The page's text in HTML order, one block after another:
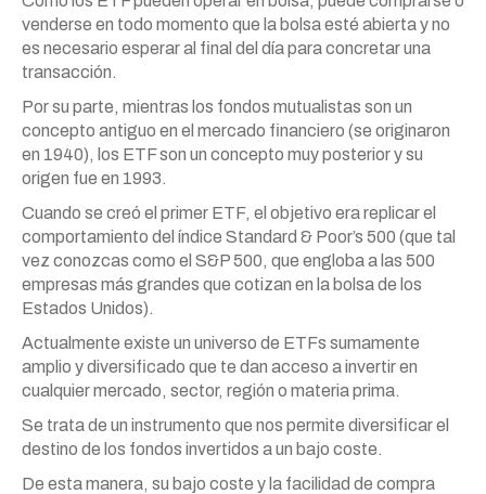
venderse en todo momento que la bolsa esté abierta y no
es necesario esperar al final del día para concretar una
transacción.
Por su parte, mientras los fondos mutualistas son un
concepto antiguo en el mercado financiero (se originaron
en 1940), los ETF son un concepto muy posterior y su
origen fue en 1993.
Cuando se creó el primer ETF, el objetivo era replicar el
comportamiento del índice Standard & Poor’s 500 (que tal
vez conozcas como el S&P 500, que engloba a las 500
empresas más grandes que cotizan en la bolsa de los
Estados Unidos).
Actualmente existe un universo de ETFs sumamente
amplio y diversificado que te dan acceso a invertir en
cualquier mercado, sector, región o materia prima.
Se trata de un instrumento que nos permite diversificar el
destino de los fondos invertidos a un bajo coste.
De esta manera, su bajo coste y la facilidad de compra